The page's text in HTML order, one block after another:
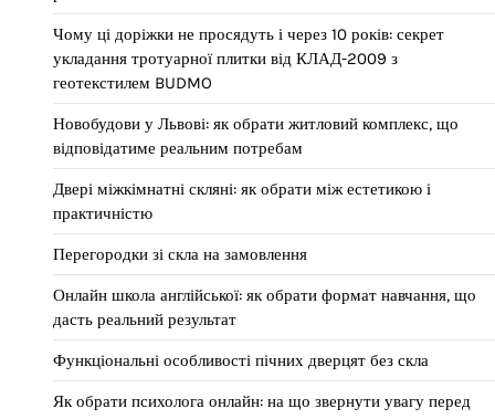
Чому ці доріжки не просядуть і через 10 років: секрет
укладання тротуарної плитки від КЛАД-2009 з
геотекстилем BUDMO
Новобудови у Львові: як обрати житловий комплекс, що
відповідатиме реальним потребам
Двері міжкімнатні скляні: як обрати між естетикою і
практичністю
Перегородки зі скла на замовлення
Онлайн школа англійської: як обрати формат навчання, що
дасть реальний результат
Функціональні особливості пічних дверцят без скла
Як обрати психолога онлайн: на що звернути увагу перед